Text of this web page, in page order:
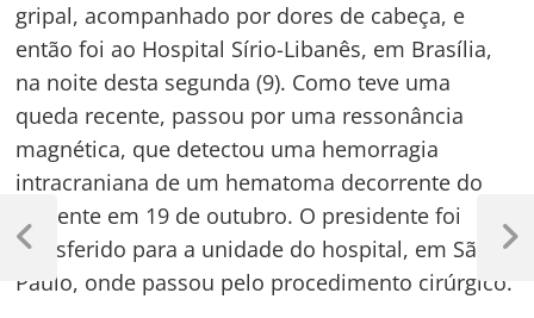
gripal, acompanhado por dores de cabeça, e
então foi ao Hospital Sírio-Libanês, em Brasília,
na noite desta segunda (9). Como teve uma
queda recente, passou por uma ressonância
magnética, que detectou uma hemorragia
intracraniana de um hematoma decorrente do
acidente em 19 de outubro. O presidente foi
transferido para a unidade do hospital, em São
Paulo, onde passou pelo procedimento cirúrgico.
Navegação
de
Post
Previous
Next